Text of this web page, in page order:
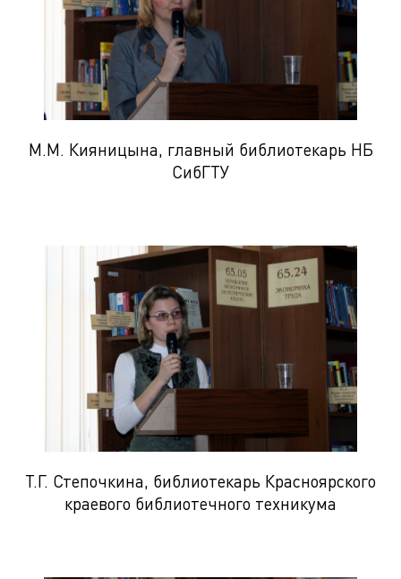
М.М. Кияницына, главный библиотекарь НБ
СибГТУ
Т.Г. Степочкина, библиотекарь Красноярского
краевого библиотечного техникума